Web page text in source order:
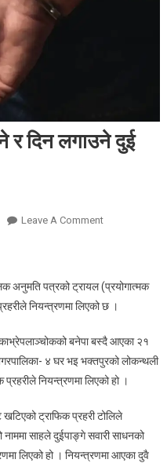
र दिन लगाउने दुई
Leave A CommentOn
दिने
र
लगाउने
दुई
जना
अनुमति पत्रको ट्रायल (प्रयोगात्मक
नियन्त्रणमा लिएको छ ।
काभ्रेपलाञ्चोकको बनेपा बस्दै आएका २१
नगरपालिका- ४ घर भइ भक्तपुरको लोकन्थली
नियन्त्रणमा लिएको हो ।
खटिएको ट्राफिक प्रहरी टोलिले
साहले दुईपाङ्गे सवारी साधनको
लिएको हो । नियन्त्रणमा आएका दुवै